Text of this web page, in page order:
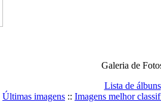
Galeria de
Lista de álbuns
Últimas imagens :: Imagens melhor